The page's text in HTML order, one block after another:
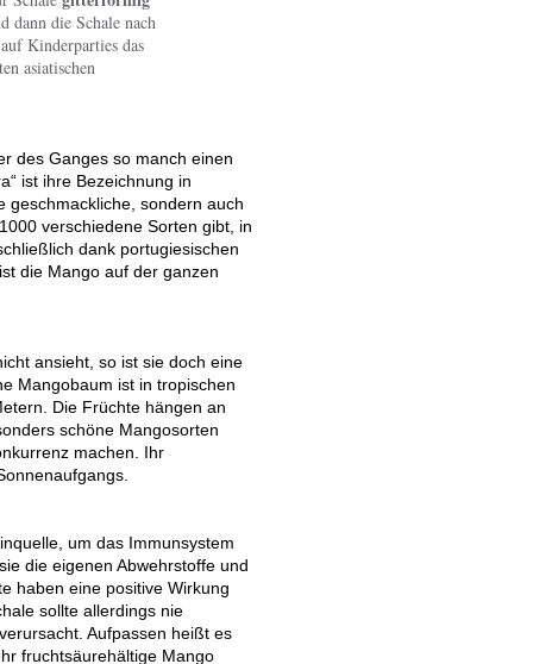
dann die Schale nach
Kinderparties das
asiatischen
des Ganges so manch einen
ist ihre Bezeichnung in
geschmackliche, sondern auch
verschiedene Sorten gibt, in
dank portugiesischen
die Mango auf der ganzen
ansieht, so ist sie doch eine
Mangobaum ist in tropischen
Die Früchte hängen an
schöne Mangosorten
machen. Ihr
um das Immunsystem
die eigenen Abwehrstoffe und
haben eine positive Wirkung
sollte allerdings nie
Aufpassen heißt es
fruchtsäurehältige Mango